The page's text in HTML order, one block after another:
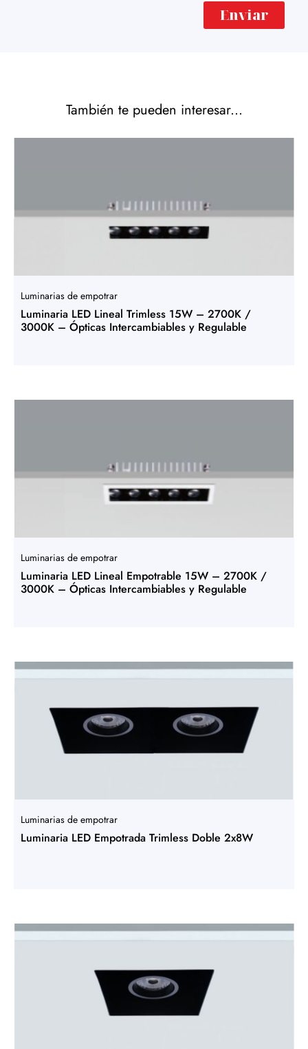
Enviar
También te pueden interesar...
Luminarias de empotrar
Luminaria LED Lineal Trimless 15W – 2700K /
3000K – Ópticas Intercambiables y Regulable
Luminarias de empotrar
Luminaria LED Lineal Empotrable 15W – 2700K /
3000K – Ópticas Intercambiables y Regulable
Luminarias de empotrar
Luminaria LED Empotrada Trimless Doble 2x8W